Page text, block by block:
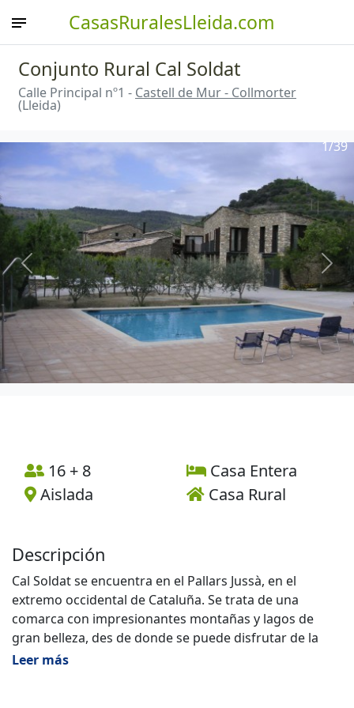
CasasRuralesLleida.com
Conjunto Rural Cal Soldat
Calle Principal nº1 - Castell de Mur - Collmorter
(Lleida)
Anterior
1/39
16 + 8
Casa Entera
Aislada
Casa Rural
Descripción
Cal Soldat se encuentra en el Pallars Jussà, en el
extremo occidental de Cataluña. Se trata de una
comarca con impresionantes montañas y lagos de
gran belleza, des de donde se puede disfrutar de la
panorámica del lago de Cellers y de toda la Conca de
Leer más